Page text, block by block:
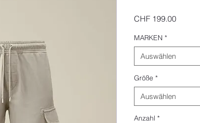
CHF 199.00Preis
MARKEN *
Auswählen
Größe *
Auswählen
Anzahl *